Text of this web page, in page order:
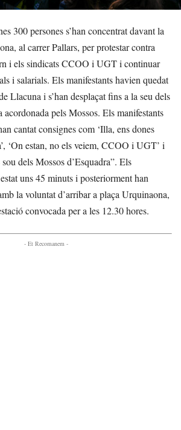
300 persones s’han concentrat davant la
al carrer Pallars, per protestar contra
i els sindicats CCOO i UGT i continuar
i salarials. Els manifestants havien quedat
Llacuna i s’han desplaçat fins a la seu dels
acordonada pels Mossos. Els manifestants
cantat consignes com ‘Illa, ens dones
‘On estan, no els veiem, CCOO i UGT’ i
dels Mossos d’Esquadra”. Els
uns 45 minuts i posteriorment han
la voluntat d’arribar a plaça Urquinaona,
convocada per a les 12.30 hores.
- Et Recomanem -